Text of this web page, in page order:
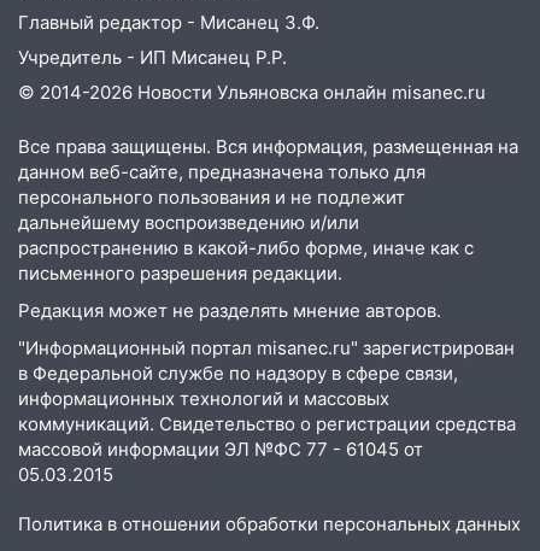
Главный редактор - Мисанец З.Ф.
Учредитель - ИП Мисанец Р.Р.
© 2014-2026 Новости Ульяновска онлайн misanec.ru
Все права защищены. Вся информация, размещенная на
данном веб-сайте, предназначена только для
персонального пользования и не подлежит
дальнейшему воспроизведению и/или
распространению в какой-либо форме, иначе как с
письменного разрешения редакции.
Редакция может не разделять мнение авторов.
"Информационный портал misanec.ru" зарегистрирован
в Федеральной службе по надзору в сфере связи,
информационных технологий и массовых
коммуникаций. Свидетельство о регистрации средства
массовой информации ЭЛ №ФС 77 - 61045 от
05.03.2015
Политика в отношении обработки персональных данных